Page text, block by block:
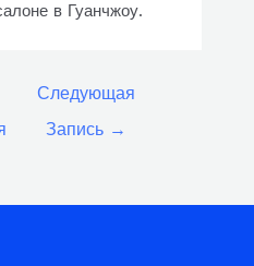
в Гуанчжоу.
Следующая
Запись →